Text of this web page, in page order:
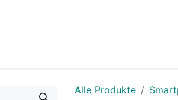
Alle Produkte